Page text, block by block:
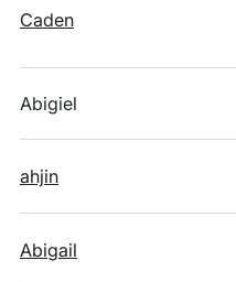
Caden
Abigiel
ahjin
Abigail